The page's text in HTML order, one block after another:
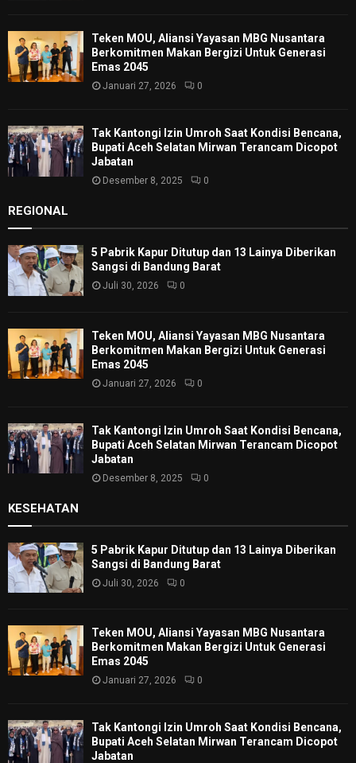
Teken MOU, Aliansi Yayasan MBG Nusantara
Berkomitmen Makan Bergizi Untuk Generasi
Emas 2045
Januari 27, 2026 0
Tak Kantongi Izin Umroh Saat Kondisi Bencana,
Bupati Aceh Selatan Mirwan Terancam Dicopot
Jabatan
Desember 8, 2025 0
REGIONAL
5 Pabrik Kapur Ditutup dan 13 Lainya Diberikan
Sangsi di Bandung Barat
Juli 30, 2026 0
Teken MOU, Aliansi Yayasan MBG Nusantara
Berkomitmen Makan Bergizi Untuk Generasi
Emas 2045
Januari 27, 2026 0
Tak Kantongi Izin Umroh Saat Kondisi Bencana,
Bupati Aceh Selatan Mirwan Terancam Dicopot
Jabatan
Desember 8, 2025 0
KESEHATAN
5 Pabrik Kapur Ditutup dan 13 Lainya Diberikan
Sangsi di Bandung Barat
Juli 30, 2026 0
Teken MOU, Aliansi Yayasan MBG Nusantara
Berkomitmen Makan Bergizi Untuk Generasi
Emas 2045
Januari 27, 2026 0
Tak Kantongi Izin Umroh Saat Kondisi Bencana,
Bupati Aceh Selatan Mirwan Terancam Dicopot
Jabatan